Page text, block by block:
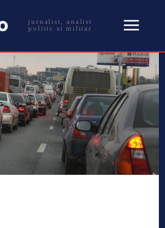
jurnalist, analist
politic si militar